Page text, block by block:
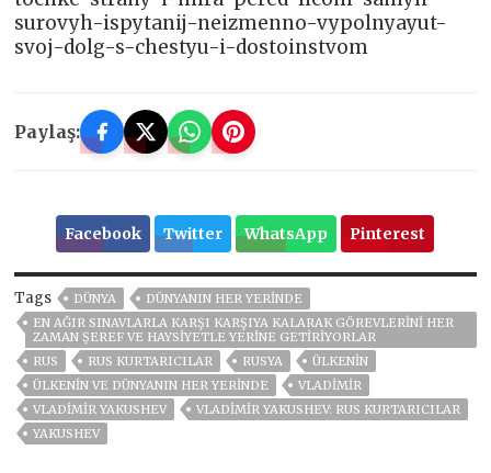
surovyh-ispytanij-neizmenno-vypolnyayut-
svoj-dolg-s-chestyu-i-dostoinstvom
Paylaş:
Facebook Twitter WhatsApp Pinterest
Tags DÜNYA
DÜNYANIN HER YERINDE
EN AĞIR SINAVLARLA KARŞI KARŞIYA KALARAK GÖREVLERINI HER
ZAMAN ŞEREF VE HAYSIYETLE YERINE GETIRIYORLAR
RUS
RUS KURTARICILAR RUSYA
ÜLKENIN
ÜLKENIN VE DÜNYANIN HER YERINDE
VLADIMIR
VLADIMIR YAKUSHEV
VLADIMIR YAKUSHEV: RUS KURTARICILAR
YAKUSHEV